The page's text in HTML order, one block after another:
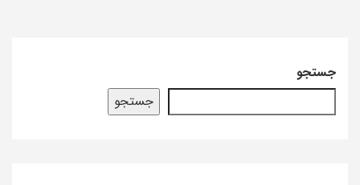
جستجو
جستجو